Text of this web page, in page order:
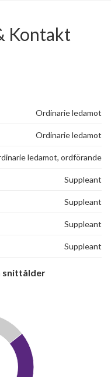
Kontakt
Ordinarie ledamot
Ordinarie ledamot
ledamot, ordförande
Suppleant
Suppleant
Suppleant
Suppleant
snittålder